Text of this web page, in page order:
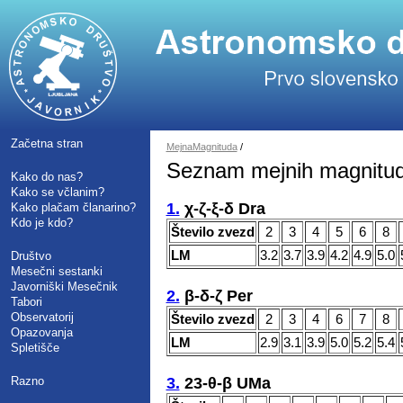
Začetna stran
Kako do nas?
Kako se včlanim?
Kako plačam članarino?
Kdo je kdo?
Društvo
Mesečni sestanki
Javorniški Mesečnik
Tabori
Observatorij
Opazovanja
Spletišče
Razno
MejnaMagnituda/
Seznam mejnih
1. χ-ζ-ξ-δ Dra
Število zvezd 2 3 4 5 6
8
LM
3.2 3.7 3.9 4.2 4.9 5.0
2. β-δ-ζ Per
Število zvezd 2 3 4 6 7 8
LM
2.9 3.1 3.9 5.0 5.2 5.4
3. 23-θ-β UMa